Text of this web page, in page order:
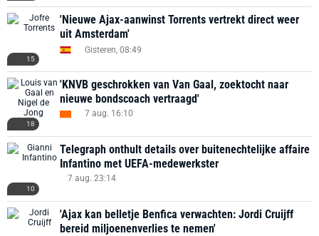
15
'Nieuwe Ajax-aanwinst Torrents vertrekt direct weer
uit Amsterdam'
Gisteren, 08:49
18
'KNVB geschrokken van Van Gaal, zoektocht naar
nieuwe bondscoach vertraagd'
7 aug. 16:10
10
Telegraph onthult details over buitenechtelijke affaire
Infantino met UEFA-medewerkster
7 aug. 23:14
'Ajax kan belletje Benfica verwachten: Jordi Cruijff
bereid miljoenenverlies te nemen'